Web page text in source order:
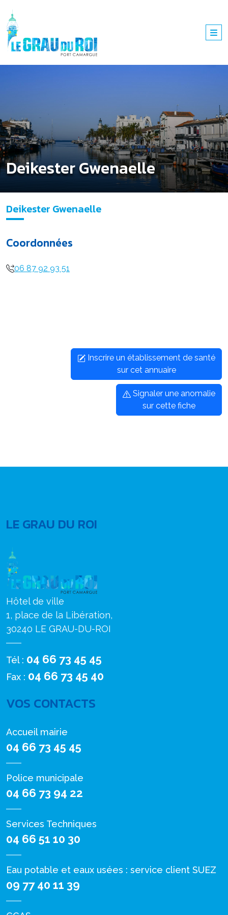
Deikester Gwenaelle
Deikester Gwenaelle
Coordonnées
06 87 92 93 51
Inscrire un établissement de santé
sur cet annuaire
Signaler une anomalie
sur cette fiche
LE GRAU DU ROI
Hôtel de ville
1, place de la Libération,
30240 LE GRAU-DU-ROI
Tél : 04 66 73 45 45
Fax : 04 66 73 45 40
VOS CONTACTS
Accueil mairie
04 66 73 45 45
Police municipale
04 66 73 94 22
Services Techniques
04 66 51 10 30
Eau potable et eaux usées : service client SUEZ
09 77 40 11 39